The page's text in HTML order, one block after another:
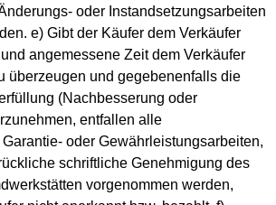
oder Instandsetzungsarbeiten
e) Gibt der Käufer dem Verkäufer
angemessene Zeit dem Verkäufer
überzeugen und gegebenenfalls die
(Nachbesserung oder
entfallen alle
oder Gewährleistungsarbeiten,
schriftliche Genehmigung des
vorgenommen werden,